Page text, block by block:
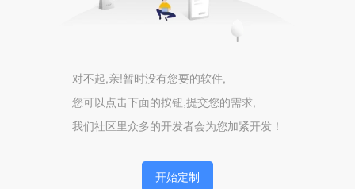
对不起,亲!暂时没有您要的软件,
您可以点击下面的按钮,提交您的需求,
我们社区里众多的开发者会为您加紧开发！
开始定制